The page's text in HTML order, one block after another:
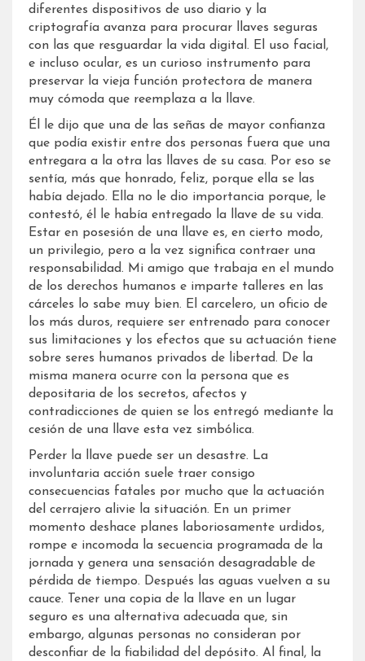
diferentes dispositivos de uso diario y la
criptografía avanza para procurar llaves seguras
con las que resguardar la vida digital. El uso facial,
e incluso ocular, es un curioso instrumento para
preservar la vieja función protectora de manera
muy cómoda que reemplaza a la llave.
Él le dijo que una de las señas de mayor confianza
que podía existir entre dos personas fuera que una
entregara a la otra las llaves de su casa. Por eso se
sentía, más que honrado, feliz, porque ella se las
había dejado. Ella no le dio importancia porque, le
contestó, él le había entregado la llave de su vida.
Estar en posesión de una llave es, en cierto modo,
un privilegio, pero a la vez significa contraer una
responsabilidad. Mi amigo que trabaja en el mundo
de los derechos humanos e imparte talleres en las
cárceles lo sabe muy bien. El carcelero, un oficio de
los más duros, requiere ser entrenado para conocer
sus limitaciones y los efectos que su actuación tiene
sobre seres humanos privados de libertad. De la
misma manera ocurre con la persona que es
depositaria de los secretos, afectos y
contradicciones de quien se los entregó mediante la
cesión de una llave esta vez simbólica.
Perder la llave puede ser un desastre. La
involuntaria acción suele traer consigo
consecuencias fatales por mucho que la actuación
del cerrajero alivie la situación. En un primer
momento deshace planes laboriosamente urdidos,
rompe e incomoda la secuencia programada de la
jornada y genera una sensación desagradable de
pérdida de tiempo. Después las aguas vuelven a su
cauce. Tener una copia de la llave en un lugar
seguro es una alternativa adecuada que, sin
embargo, algunas personas no consideran por
desconfiar de la fiabilidad del depósito. Al final, la